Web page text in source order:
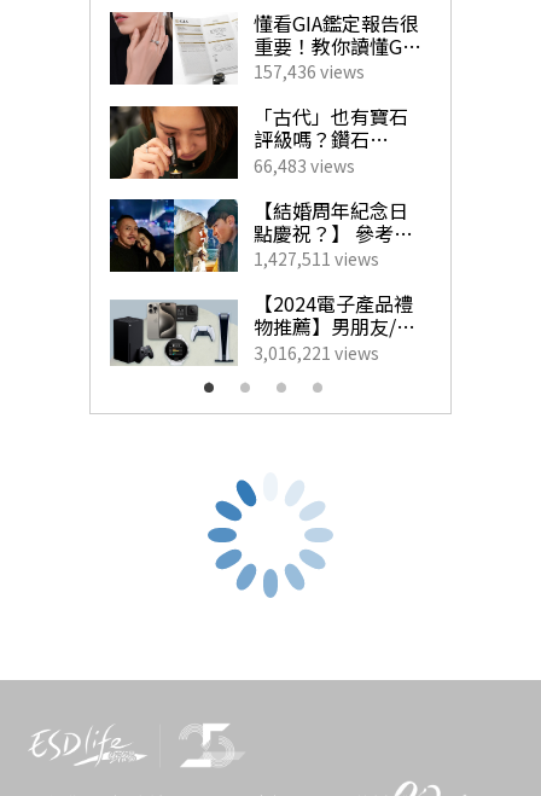
GUCCI
GG Marmont卡片套
HK$4,000
按此購買
安信EarnMORE銀聯鑽石卡 激賺現金回贈!
按此申請
GUCCI GG Marmont卡片銀包前面及背面都飾有GG，復古
金色配件銀包有1個鈔票隔層、1個拉鏈硬幣袋及5個卡
懂看GIA鑑定報告很
重要！教你讀懂GIA
4C外的重要訊息！
揀珠寶商如挑對醫
生 挑選心儀寶石不
求人！
157,436 views
「古代」也有寶石
評級嗎？鑽石
「4C」是如何創
立？一文帶你了解
GIA對鑽石鑑定的影
響力！
66,483 views
【結婚周年紀念日
點慶祝？】 參考男
藝人甜蜜慶祝點子
為另一半製造驚
喜！
1,427,511 views
【2024電子產品禮
物推薦】男朋友/老
公最想收到的實用
生日禮物
3,016,221 views